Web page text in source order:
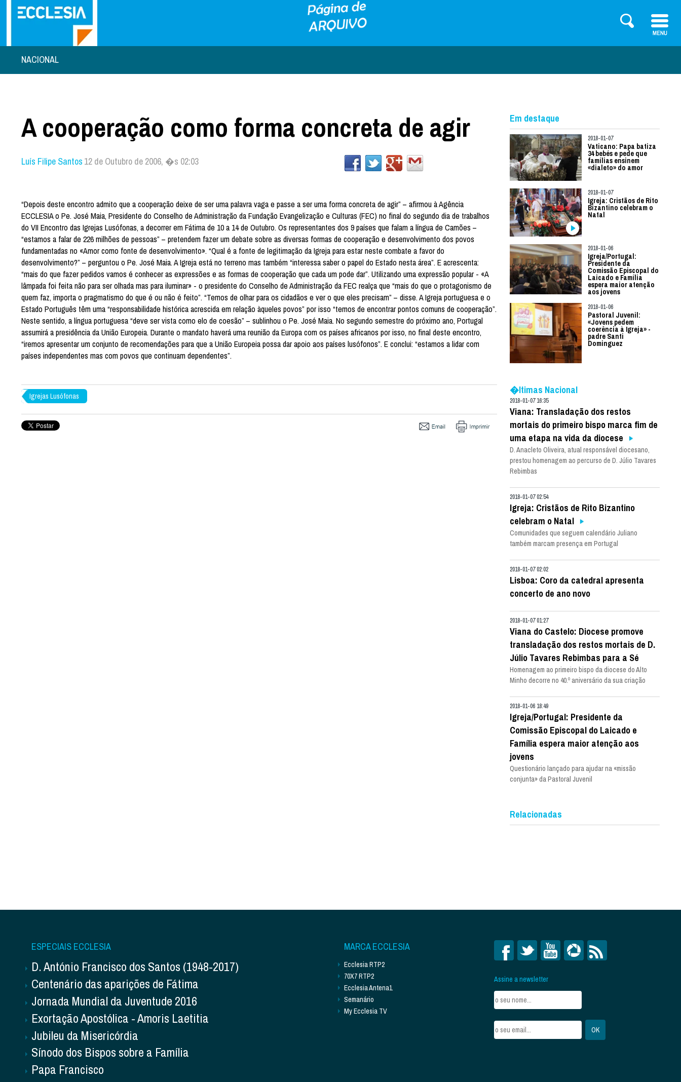
NACIONAL
A cooperação como forma concreta de agir
Luís Filipe Santos 12 de Outubro de 2006, �s 02:03
“Depois deste encontro admito que a cooperação deixe de ser uma palavra vaga e passe a ser uma forma concreta de agir” – afirmou à Agência
ECCLESIA o Pe. José Maia, Presidente do Conselho de Administração da Fundação Evangelização e Culturas (FEC) no final do segundo dia de trabalhos
do VII Encontro das Igrejas Lusófonas, a decorrer em Fátima de 10 a 14 de Outubro. Os representantes dos 9 países que falam a língua de Camões –
“estamos a falar de 226 milhões de pessoas” – pretendem fazer um debate sobre as diversas formas de cooperação e desenvolvimento dos povos
fundamentadas no «Amor como fonte de desenvolvimento». “Qual é a fonte de legitimação da Igreja para estar neste combate a favor do
desenvolvimento?” – perguntou o Pe. José Maia. A Igreja está no terreno mas também “interessa saber o papel do Estado nesta área”. E acrescenta:
“mais do que fazer pedidos vamos é conhecer as expressões e as formas de cooperação que cada um pode dar”. Utilizando uma expressão popular - «A
lâmpada foi feita não para ser olhada mas para iluminar» - o presidente do Conselho de Administração da FEC realça que “mais do que o protagonismo de
quem faz, importa o pragmatismo do que é ou não é feito”. “Temos de olhar para os cidadãos e ver o que eles precisam” – disse. A Igreja portuguesa e o
Estado Português têm uma “responsabilidade histórica acrescida em relação àqueles povos” por isso “temos de encontrar pontos comuns de cooperação”.
Neste sentido, a língua portuguesa “deve ser vista como elo de coesão” – sublinhou o Pe. José Maia. No segundo semestre do próximo ano, Portugal
assumirá a presidência da União Europeia. Durante o mandato haverá uma reunião da Europa com os países africanos por isso, no final deste encontro,
“iremos apresentar um conjunto de recomendações para que a União Europeia possa dar apoio aos países lusófonos”. E conclui: “estamos a lidar com
países independentes mas com povos que continuam dependentes”.
Igrejas Lusófonas
Em destaque
2018-01-07
Vaticano: Papa batiza
34 bebés e pede que
famílias ensinem
«dialeto» do amor
2018-01-07
Igreja: Cristãos de Rito
Bizantino celebram o
Natal
2018-01-06
Igreja/Portugal:
Presidente da
Comissão Episcopal do
Laicado e Família
espera maior atenção
aos jovens
2018-01-06
Pastoral Juvenil:
«Jovens pedem
coerência à Igreja» -
padre Santi
Dominguez
�ltimas Nacional
2018-01-07 16:35
Viana: Transladação dos restos
mortais do primeiro bispo marca fim de
uma etapa na vida da diocese
D. Anacleto Oliveira, atual responsável diocesano,
prestou homenagem ao percurso de D. Júlio Tavares
Rebimbas
2018-01-07 02:54
Igreja: Cristãos de Rito Bizantino
celebram o Natal
Comunidades que seguem calendário Juliano
também marcam presença em Portugal
2018-01-07 02:02
Lisboa: Coro da catedral apresenta
concerto de ano novo
2018-01-07 01:27
Viana do Castelo: Diocese promove
transladação dos restos mortais de D.
Júlio Tavares Rebimbas para a Sé
Homenagem ao primeiro bispo da diocese do Alto
Minho decorre no 40.º aniversário da sua criação
2018-01-06 18:49
Igreja/Portugal: Presidente da
Comissão Episcopal do Laicado e
Família espera maior atenção aos
jovens
Questionário lançado para ajudar na «missão
conjunta» da Pastoral Juvenil
Relacionadas
ESPECIAIS ECCLESIA
D. António Francisco dos Santos (1948-2017)
Centenário das aparições de Fátima
Jornada Mundial da Juventude 2016
Exortação Apostólica - Amoris Laetitia
Jubileu da Misericórdia
Sínodo dos Bispos sobre a Família
Papa Francisco
MARCA ECCLESIA
Ecclesia RTP2
70X7 RTP2
Ecclesia Antena1
Semanário
My Ecclesia TV
Assine a newsletter